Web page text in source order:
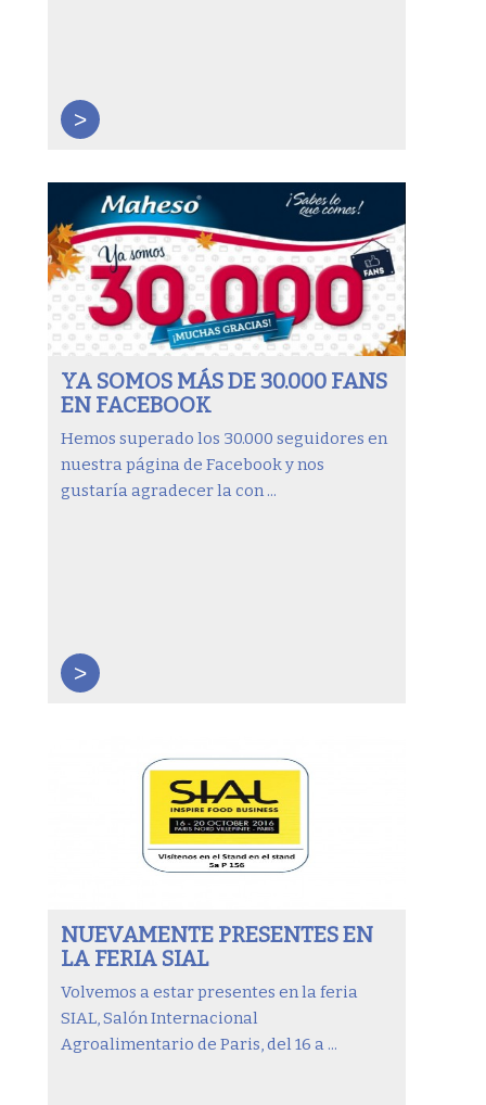
>
YA SOMOS MÁS DE 30.000 FANS
EN FACEBOOK
Hemos superado los 30.000 seguidores en
nuestra página de Facebook y nos
gustaría agradecer la con ...
>
NUEVAMENTE PRESENTES EN
LA FERIA SIAL
Volvemos a estar presentes en la feria
SIAL, Salón Internacional
Agroalimentario de Paris, del 16 a ...